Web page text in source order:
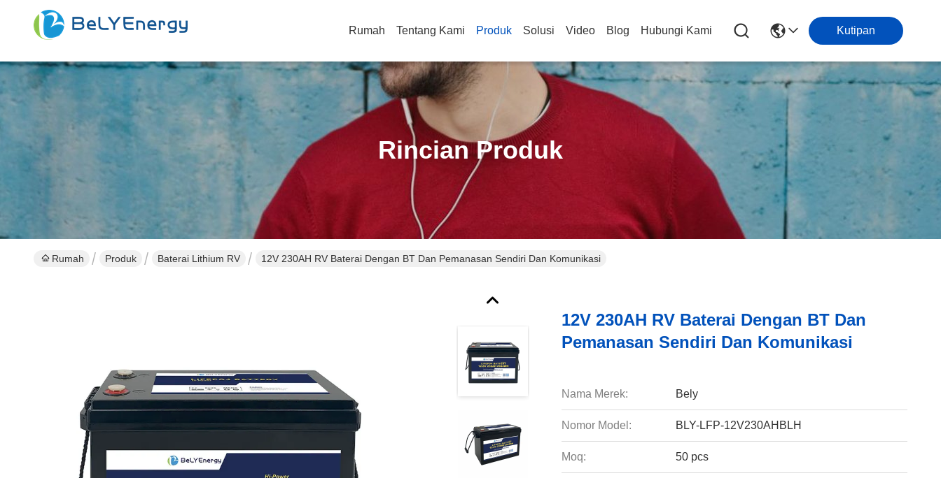
Rumah Tentang Kami Produk Solusi Video Blog Hubungi Kami Kutipan
Rincian Produk
Rumah Produk Baterai Lithium RV 12V 230AH RV Baterai Dengan BT Dan Pemanasan Sendiri Dan Komunikasi
12V 230AH RV Baterai Dengan BT Dan
Pemanasan Sendiri Dan Komunikasi
Nama Merek: Bely
Nomor Model: BLY-LFP-12V230AHBLH
Moq: 50 pcs